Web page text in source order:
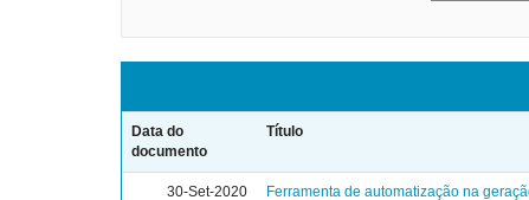
Data do
documento
Título
30-Set-2020
Ferramenta de automatização na